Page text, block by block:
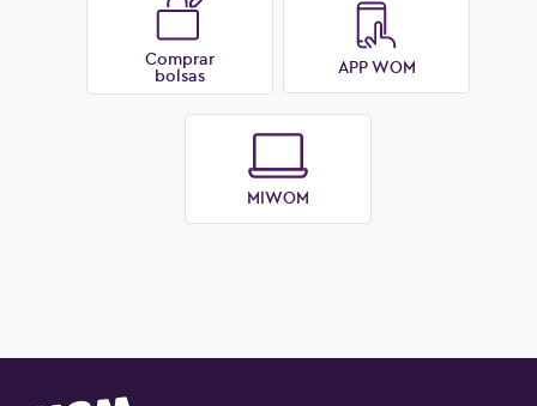
Ver más preguntas
Comprar
bolsas APP WOM
MIWOM